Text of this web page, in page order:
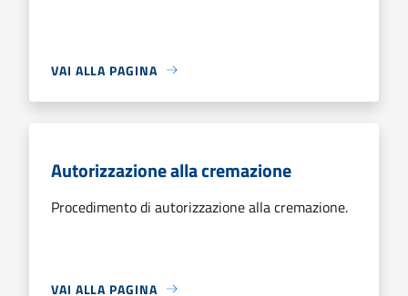
VAI ALLA PAGINA
Autorizzazione alla cremazione
Procedimento di autorizzazione alla cremazione.
VAI ALLA PAGINA